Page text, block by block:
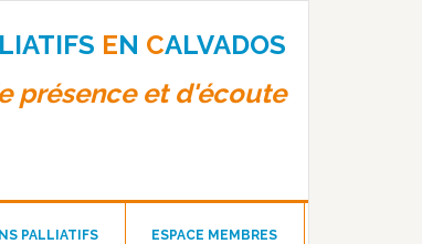
EN CALVADOS
présence et d'écoute
PALLIATIFS ESPACE MEMBRES